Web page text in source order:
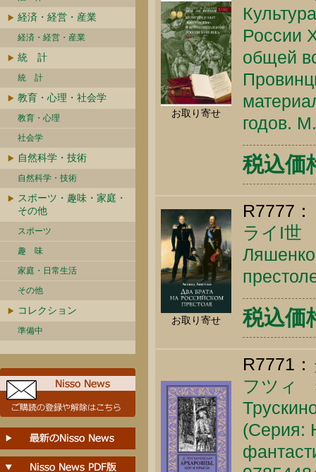
経済・経営・産業
経済・経営・産業
統 計
統 計
教育・心理・社会学
教育・心理
社会学
自然科学・技術
自然科学・技術
スポーツ・趣味・家庭・
その他
スポーツ
趣 味
家庭・日常生活
その他
コレクション
準備中
お取り寄せ
России
общей
годов.
税込価
お取り寄せ
R7777：
ライI世
税込価
R7771：
フツィ
(Серия: